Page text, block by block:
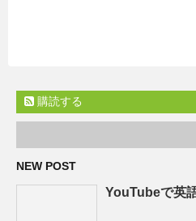
購読する
NEW POST
YouTubeで英